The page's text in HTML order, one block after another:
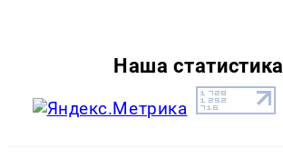
Наша статистика